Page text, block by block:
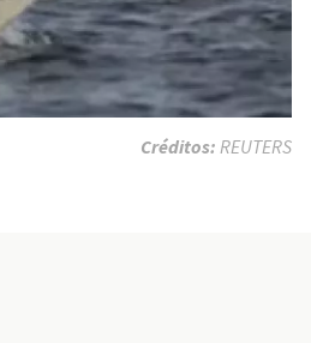
Créditos: REUTERS